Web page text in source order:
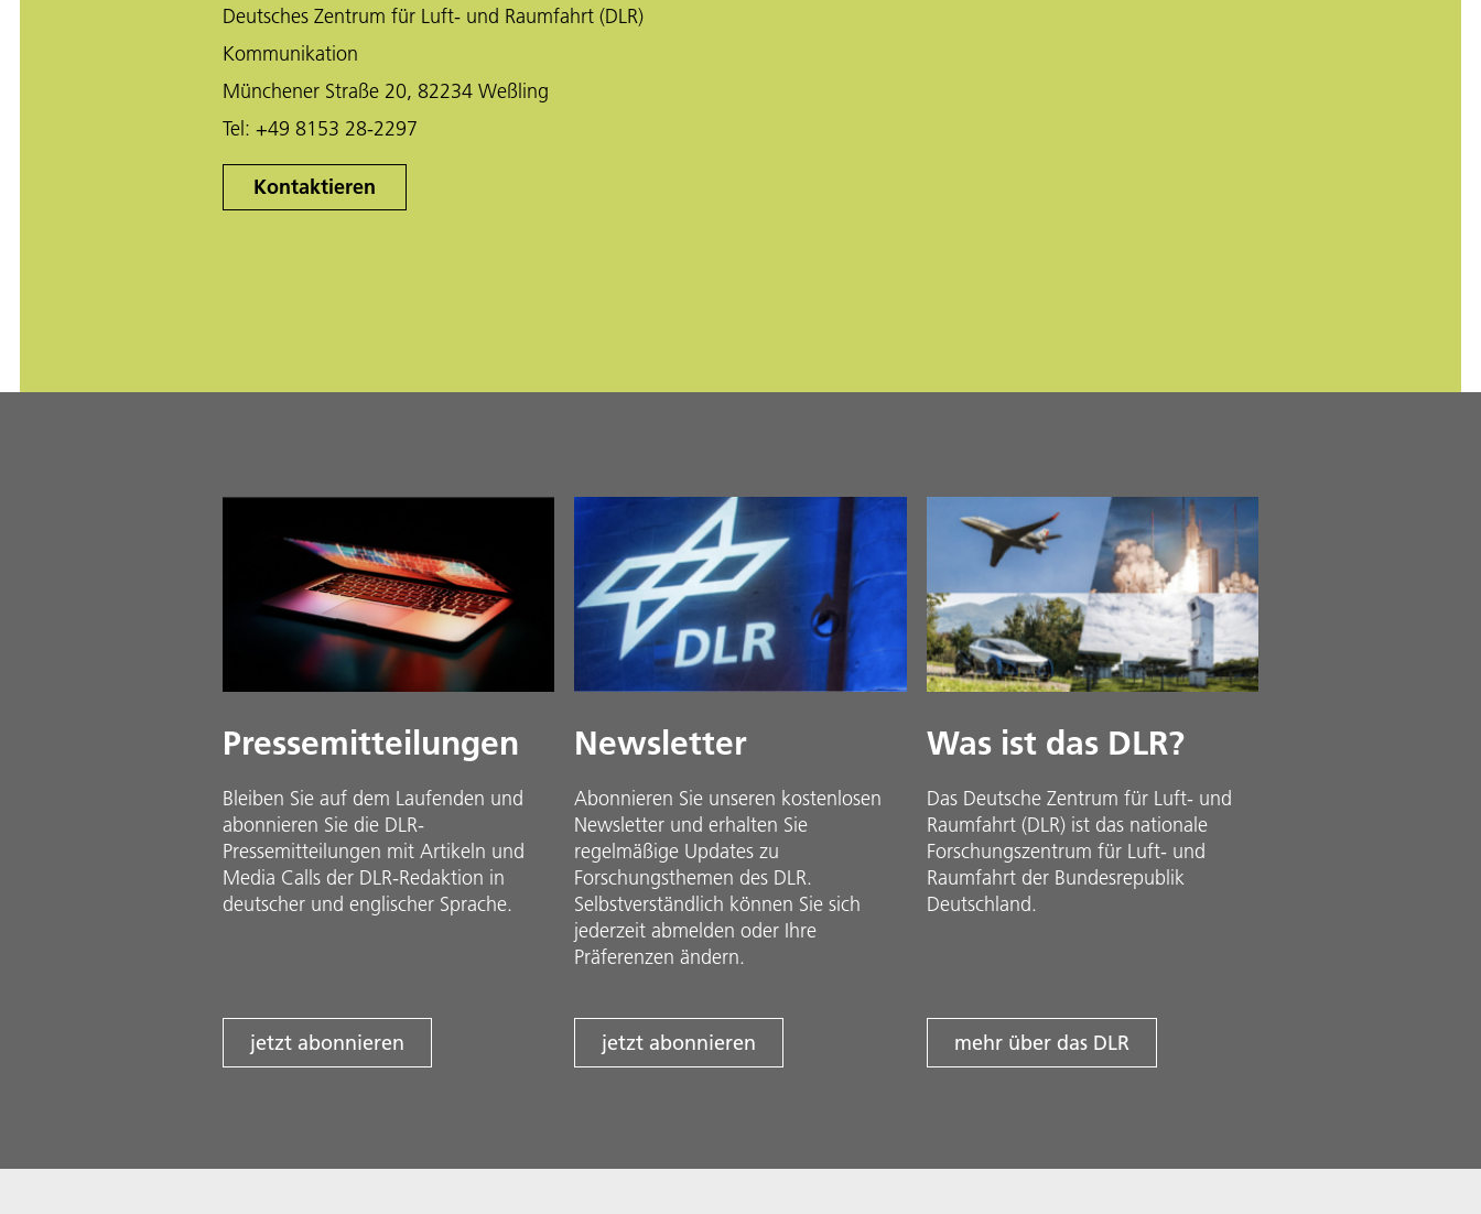
Deutsches Zentrum für Luft- und Raumfahrt (DLR)
Kommunikation
Münchener Straße 20, 82234 Weßling
Tel: +49 8153 28-2297
Kontaktieren
Pressemitteilungen
Bleiben Sie auf dem Laufenden und
abonnieren Sie die DLR-
Pressemitteilungen mit Artikeln und
Media Calls der DLR-Redaktion in
deutscher und englischer Sprache.
jetzt abonnieren
Newsletter
Abonnieren Sie unseren kostenlosen
Newsletter und erhalten Sie
regelmäßige Updates zu
Forschungsthemen des DLR.
Selbstverständlich können Sie sich
jederzeit abmelden oder Ihre
Präferenzen ändern.
jetzt abonnieren
Was ist das DLR?
Das Deutsche Zentrum für Luft- und
Raumfahrt (DLR) ist das nationale
Forschungszentrum für Luft- und
Raumfahrt der Bundesrepublik
Deutschland.
mehr über das DLR